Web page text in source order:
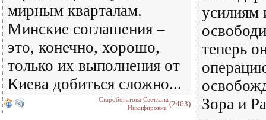
мирным кварталам.
Минские соглашения –
это, конечно, хорошо,
только их выполнения от
Киева добиться сложно...
Старобогатова Светлана
Никифировна (2463)
усилиям
теперь
Зора и